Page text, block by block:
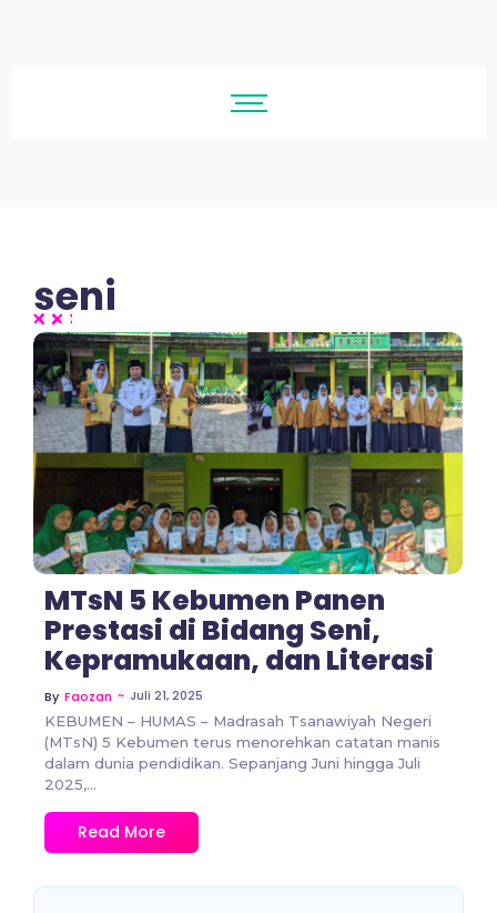
seni
No Comments
MTsN 5 Kebumen Panen
Prestasi di Bidang Seni,
Kepramukaan, dan Literasi
By Faozan ~ Juli 21, 2025
KEBUMEN – HUMAS – Madrasah Tsanawiyah Negeri
(MTsN) 5 Kebumen terus menorehkan catatan manis
dalam dunia pendidikan. Sepanjang Juni hingga Juli
2025,...
Read More